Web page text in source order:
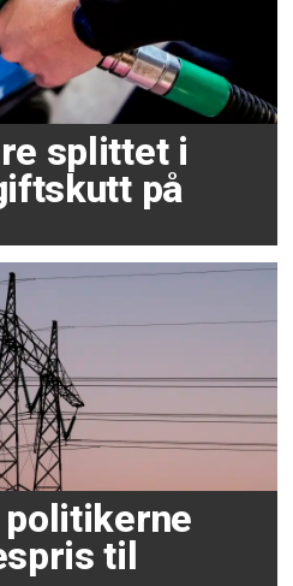
splittet i
på
til